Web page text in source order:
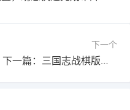
下一个
下一篇：三国志战棋版九游版